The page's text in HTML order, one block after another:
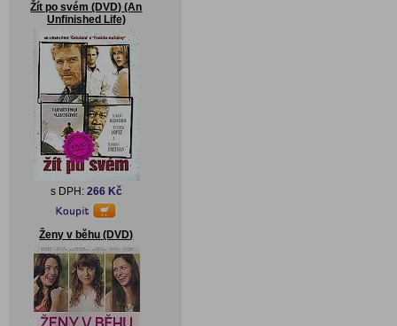
Žít po svém (DVD) (An
Unfinished Life)
s DPH: 266 Kč
Ženy v běhu (DVD)